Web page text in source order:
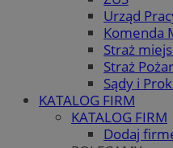
Urząd
Komenda
Straż
Straż
Sądy i
KATALOG FIRM
KATALOG FIRM
Dodaj